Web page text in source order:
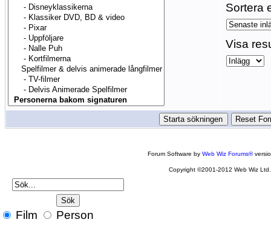
Sortera
Visa
Forum Software byWeb Wiz Forums®
Copyright ©2001-2012 Web Wiz Ltd.
Film Person